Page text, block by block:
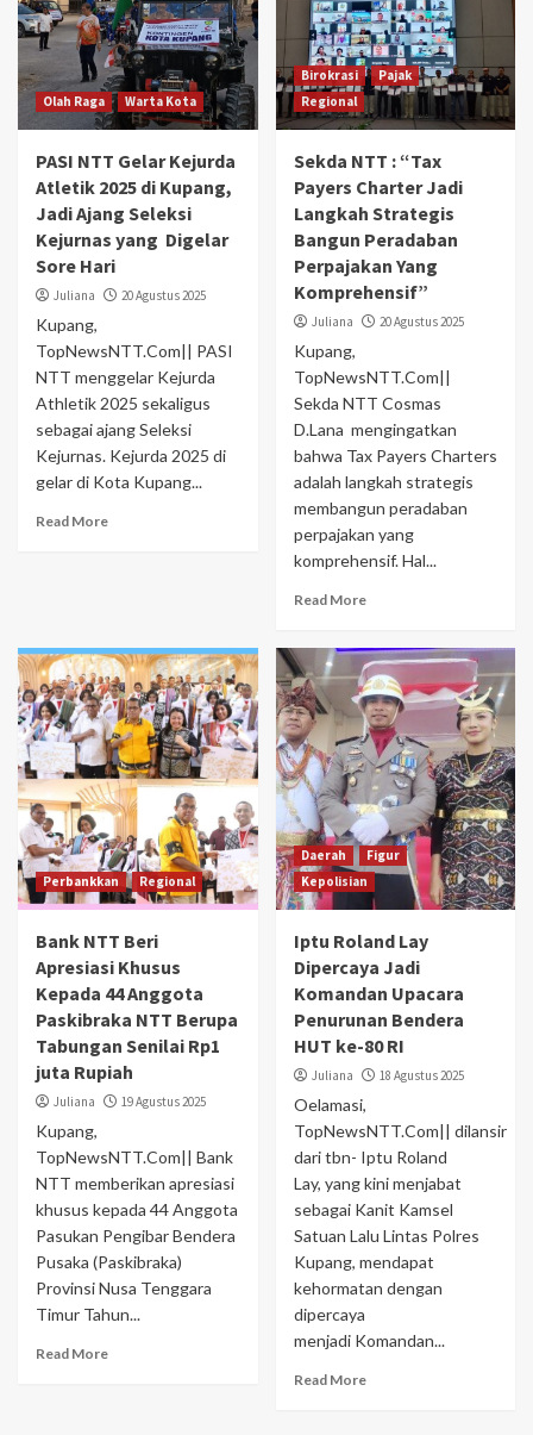
Olah Raga Warta Kota
PASI NTT Gelar Kejurda
Atletik 2025 di Kupang,
Jadi Ajang Seleksi
Kejurnas yang Digelar
Sore Hari
Juliana 20 Agustus 2025
Kupang,
TopNewsNTT.Com|| PASI
NTT menggelar Kejurda
Athletik 2025 sekaligus
sebagai ajang Seleksi
Kejurnas. Kejurda 2025 di
gelar di Kota Kupang...
Read More
Birokrasi
Pajak
Regional
Sekda NTT : “Tax
Payers Charter Jadi
Langkah Strategis
Bangun Peradaban
Perpajakan Yang
Komprehensif”
Juliana 20 Agustus 2025
Kupang,
TopNewsNTT.Com||
Sekda NTT Cosmas
D.Lana mengingatkan
bahwa Tax Payers Charters
adalah langkah strategis
membangun peradaban
perpajakan yang
komprehensif. Hal...
Read More
Perbankkan Regional
Bank NTT Beri
Apresiasi Khusus
Kepada 44 Anggota
Paskibraka NTT Berupa
Tabungan Senilai Rp1
juta Rupiah
Juliana 19 Agustus 2025
Kupang,
TopNewsNTT.Com|| Bank
NTT memberikan apresiasi
khusus kepada 44 Anggota
Pasukan Pengibar Bendera
Pusaka (Paskibraka)
Provinsi Nusa Tenggara
Timur Tahun...
Read More
Daerah
Figur
Kepolisian
Iptu Roland Lay
Dipercaya Jadi
Komandan Upacara
Penurunan Bendera
HUT ke-80 RI
Juliana 18 Agustus 2025
Oelamasi,
TopNewsNTT.Com|| dilansir
dari tbn- Iptu Roland
Lay, yang kini menjabat
sebagai Kanit Kamsel
Satuan Lalu Lintas Polres
Kupang, mendapat
kehormatan dengan
dipercaya
menjadi Komandan...
Read More